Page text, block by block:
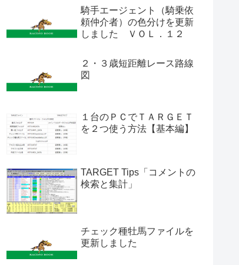
騎手エージェント（騎乗依
頼仲介者）の色分けを更新
しました ＶＯＬ．１２
２・３歳短距離レース路線
図
１台のＰＣでＴＡＲＧＥＴ
を２つ使う方法【基本編】
TARGET Tips「コメントの
検索と集計」
チェック種牡馬ファイルを
更新しました